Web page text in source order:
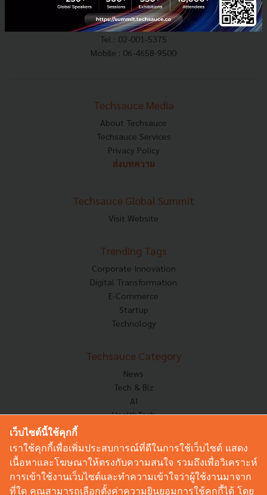
E-mail :contact@techsauce.co
Tel : 02-001-5375
Mobile : 06-4658-9500
Techsauce Media
About Techsauce
Techsauce Services
Privacy Policy
ส่งบทความ
Techsauce Global Summit
Visit Website
Trending Tags
Corporate Innovation
Digital Transformation
E-Commerce
Startup
Technology
Techsauce Category
News
Tech & Biz
AI
HealthTech
Corp Innov
Saucy Thoughts
Based On
Sustainable
เว็บไซต์นี้ใช้คุกกี้
เราใช้คุกกี้เพื่อเพิ่มประสบการณ์ที่ดีในการใช้เว็บไซต์ แสดง
เนื้อหาและโฆษณาให้ตรงกับความสนใจ รวมถึงเพื่อวิเคราะห์
การเข้าใช้งานเว็บไซต์และทำความเข้าใจว่าผู้ใช้งานมาจาก
ที่ใด คุณสามารถเลือกตั้งค่าความยินยอมการใช้คุกกี้ได้ โดย